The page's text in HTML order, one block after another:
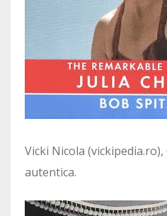
Vicki Nicola
autentica.